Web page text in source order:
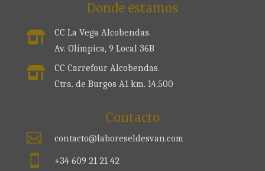
Donde estamos

CC La Vega Alcobendas.
Av. Olímpica, 9 Local 36B

CC Carrefour Alcobendas.
Ctra. de Burgos A1 km. 14,500
Contacto

contacto@laboreseldesvan.com
 +34 609 21 21 42